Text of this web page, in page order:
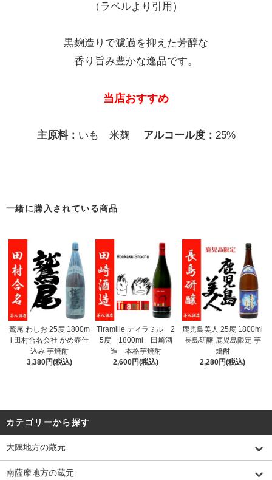
（ラベルより引用）
黒麹造りで濾過を抑えた芳醇な
香り旨み豊かな逸品です。
当店おすすめ
主原料： いも 米麹 アルコール度： 25%
一緒に購入されている商品
鷲尾 わしお 25度 1800m
l 田村合名会社 かめ壺仕
込み 芋焼酎
3,380円(税込)
Tiramille ティラミル 2
5度 1800ml 田崎酒
造 本格芋焼酎
2,600円(税込)
鹿児島美人 25度 1800ml
長島研醸 鹿児島限定 芋
焼酎
2,280円(税込)
カテゴリーから探す
大隅地方の蔵元
南薩摩地方の蔵元